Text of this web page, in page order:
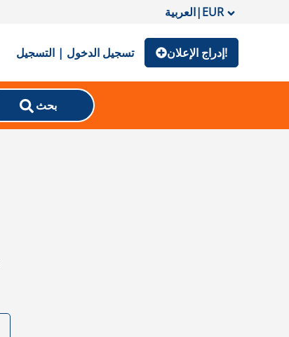
العربية|EUR
تسجيل الدخول | التسجيل إدراج الإعلان!
بحث